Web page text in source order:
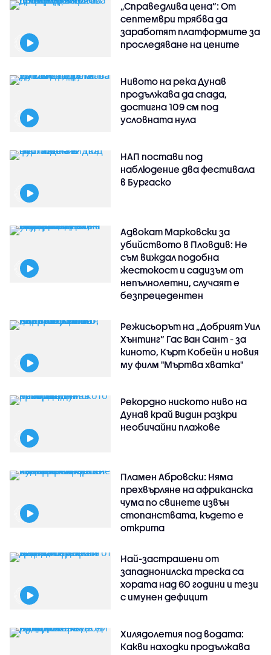
„Справедлива цена“: От
септември трябва да
заработят платформите за
проследяване на цените
Нивото на река Дунав
продължава да спада,
достигна 109 см под
условната нула
НАП постави под
наблюдение два фестивала
в Бургаско
Адвокат Марковски за
убийството в Пловдив: Не
съм виждал подобна
жестокост и садизъм от
непълнолетни, случаят е
безпрецедентен
Режисьорът на „Добрият Уил
Хънтинг“ Гас Ван Сант - за
киното, Кърт Кобейн и новия
му филм "Мъртва хватка"
Рекордно ниското ниво на
Дунав край Видин разкри
необичайни плажове
Пламен Абровски: Няма
прехвърляне на африканска
чума по свинете извън
стопанствата, където е
открита
Най-застрашени от
западнонилска треска са
хората над 60 години и тези
с имунен дефицит
Хилядолетия под водата:
Какви находки продължава